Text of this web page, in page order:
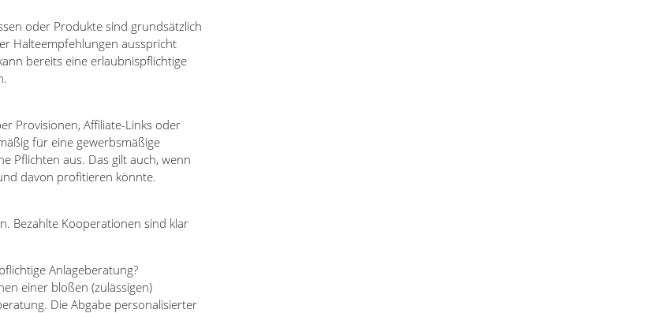
oder Produkte sind grundsätzlich
Halteempfehlungen ausspricht
bereits eine erlaubnispflichtige
Provisionen, Affiliate-Links oder
für eine gewerbsmäßige
Pflichten aus. Das gilt auch, wenn
davon profitieren könnte.
Bezahlte Kooperationen sind klar
Anlageberatung?
einer bloßen (zulässigen)
Die Abgabe personalisierter